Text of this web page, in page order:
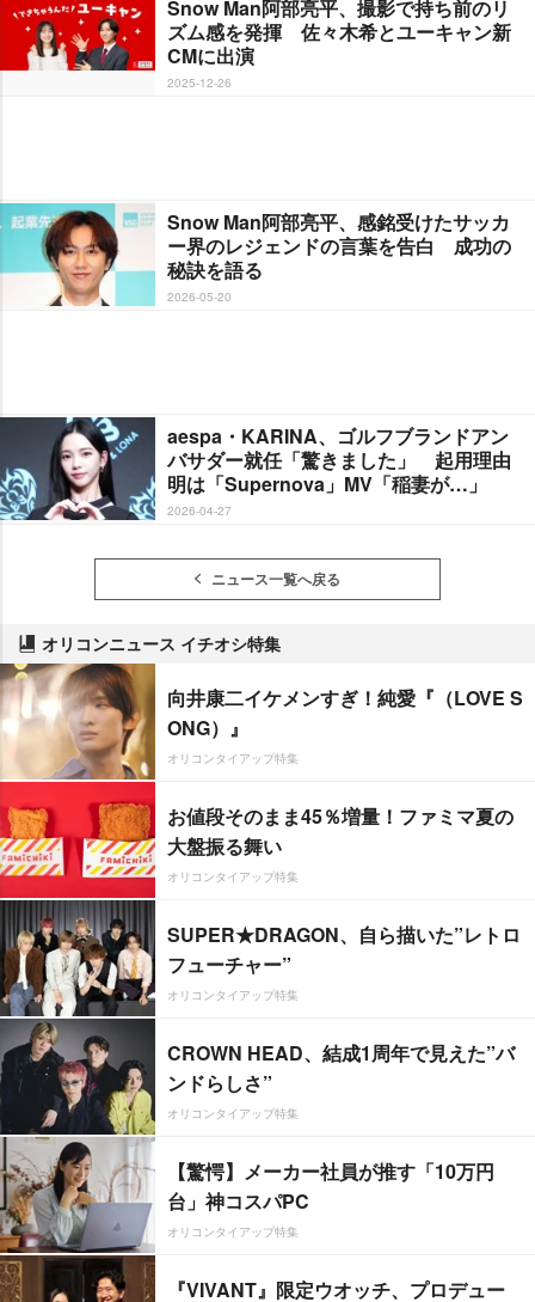
Snow Man阿部亮平、撮影で持ち前のリ
ズム感を発揮 佐々木希とユーキャン新
CMに出演
2025-12-26
Snow Man阿部亮平、感銘受けたサッカ
ー界のレジェンドの言葉を告白 成功の
秘訣を語る
2026-05-20
aespa・KARINA、ゴルフブランドアン
バサダー就任「驚きました」 起用理由
明は「Supernova」MV「稲妻が…」
2026-04-27
ニュース一覧へ戻る
オリコンニュース イチオシ特集
向井康二イケメンすぎ！純愛『（LOVE S
ONG）』
オリコンタイアップ特集
お値段そのまま45％増量！ファミマ夏の
大盤振る舞い
オリコンタイアップ特集
SUPER★DRAGON、自ら描いた”レトロ
フューチャー”
オリコンタイアップ特集
CROWN HEAD、結成1周年で見えた”バ
ンドらしさ”
オリコンタイアップ特集
【驚愕】メーカー社員が推す「10万円
台」神コスパPC
オリコンタイアップ特集
『VIVANT』限定ウオッチ、プロデュー